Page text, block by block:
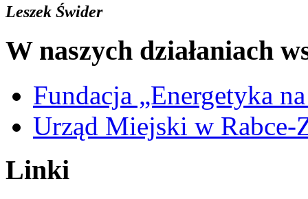
Leszek Świder
W naszych działaniach
Fundacja „Energetyka
Urząd Miejski w Rabce-
Linki